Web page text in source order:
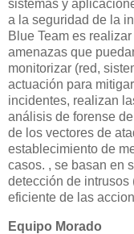
sistemas y
a la seguridad de la
Blue Team es
amenazas que
monitorizar (red,
actuación para
incidentes, realizan
análisis de forense
de los vectores de
establecimiento de
casos. , se basan en
detección de intrusos
eficiente de las
Equipo Morado